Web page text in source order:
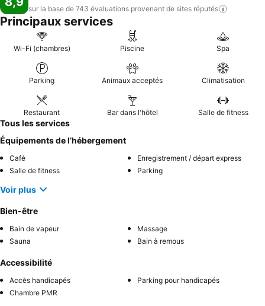
sur la base de 743 évaluations provenant de sites réputés
Principaux services
Wi-Fi (chambres) Piscine Spa
Parking Animaux acceptés Climatisation
Restaurant Bar dans l'hôtel Salle de fitness
Tous les services
Équipements de l’hébergement
Café
Enregistrement / départ express
Salle de fitness
Parking
Voir plus
Bien-être
Bain de vapeur
Massage
Sauna
Bain à remous
Accessibilité
Accès handicapés
Parking pour handicapés
Chambre PMR